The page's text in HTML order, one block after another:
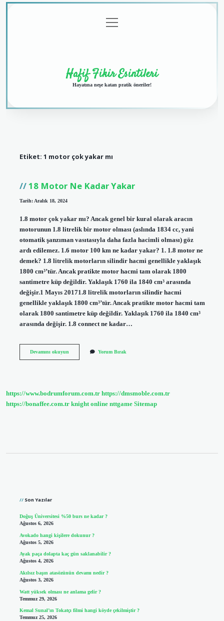
menüyü
aç
Hafif Fikir Esintileri
Hayatına neşe katan pratik öneriler!
Etiket: 1 motor çok yakar mı
18 Motor Ne Kadar Yakar
Tarih: Aralık 18, 2024
1.8 motor çok yakar mı? Ancak genel bir kural olarak aracın
motorunun 1.8 litrelik bir motor olması (aslında 1834 cc, yani
otomatik şanzıman vasıtasıyla daha fazla hacimli olması) göz
ardı edilemez. 1.6 motor 100 km ne kadar yakar? 1. 1.8 motor ne
demek? 1.8 litrelik motorların silindir hacmi genellikle yaklaşık
1800 cm³’tür. Ancak pratikte motor hacmi tam olarak 1800
santimetre küp değildir. Yaklaşık 1760 ila 1840 cm³ arasında
değişir.1 Mayıs 20171.8 litrelik motorların silindir hacmi
genellikle yaklaşık 1800 cm³’tür. Ancak pratikte motor hacmi tam
olarak 1800 santimetre küp değildir. Yaklaşık 1760 ila 1840 cm³
arasında değişir. 1.8 connect ne kadar…
Devamını okuyun18
Yorum Bırak
https://www.bodrumforum.com.tr https://dmsmoble.com.tr
https://bonaffee.com.tr knight online nttgame Sitemap
Son Yazılar
Doğuş Üniversitesi %50 burs ne kadar ?
Ağustos 6, 2026
Avokado hangi kişilere dokunur ?
Ağustos 5, 2026
Ayak paça dolapta kaç gün saklanabilir ?
Ağustos 4, 2026
Akılsız başın atasözünün devamı nedir ?
Ağustos 3, 2026
Watt yüksek olması ne anlama gelir ?
Temmuz 29, 2026
Kemal Sunal’ın Tokatçı filmi hangi köyde çekilmiştir ?
Temmuz 25, 2026